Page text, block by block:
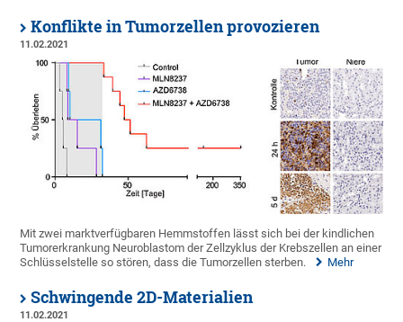
Konflikte in Tumorzellen provozieren
11.02.2021
Mit zwei marktverfügbaren Hemmstoffen lässt sich bei der kindlichen
Tumorerkrankung Neuroblastom der Zellzyklus der Krebszellen an einer
Schlüsselstelle so stören, dass die Tumorzellen sterben.
Mehr
Schwingende 2D-Materialien
11.02.2021